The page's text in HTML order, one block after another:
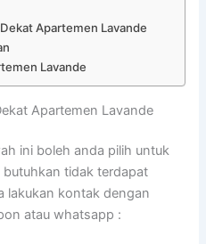
Apartemen Lavande
Lavande
Apartemen Lavande
ini boleh anda pilih untuk
tidak terdapat
lakukan kontak dengan
atau whatsapp :